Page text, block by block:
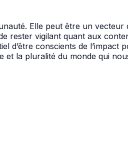
Elle peut être un
rester vigilant quant aux
d’être conscients de l’impact
et la pluralité du monde qui